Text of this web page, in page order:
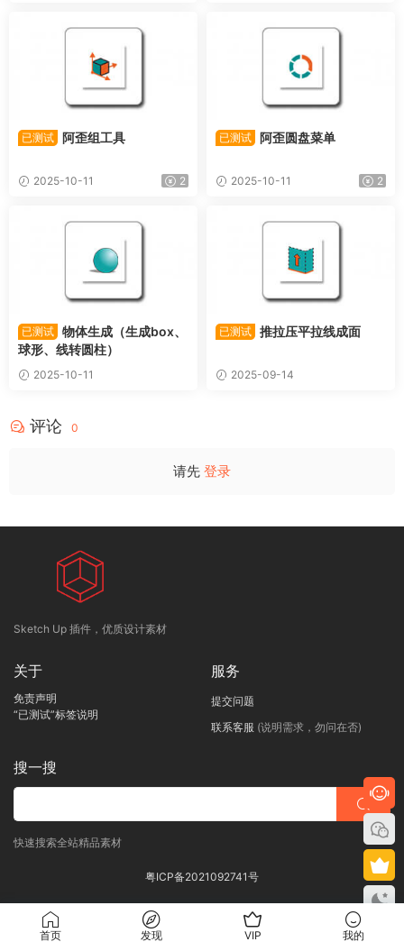
已测试 阿歪组工具
2025-10-11 2
已测试 阿歪圆盘菜单
2025-10-11 2
已测试 物体生成（生成box、
球形、线转圆柱）
2025-10-11
已测试 推拉压平拉线成面
2025-09-14
评论 0
请先 登录
Sketch Up 插件，优质设计素材
关于
免责声明
“已测试”标签说明
服务
提交问题
联系客服 (说明需求，勿问在否)
搜一搜
快速搜索全站精品素材
粤ICP备2021092741号
首页 发现 VIP 我的